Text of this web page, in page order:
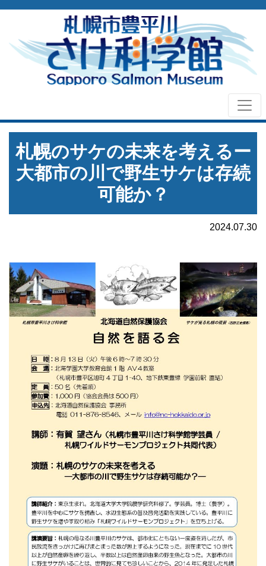
札幌のサケの未来を考えるー
大都市の川で野生サケは存続
可能か？
2024.07.30